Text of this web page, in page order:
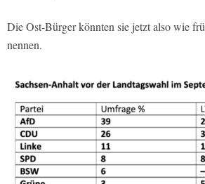
Die Ost-Bürger könnten sie jetzt also wie
nennen.